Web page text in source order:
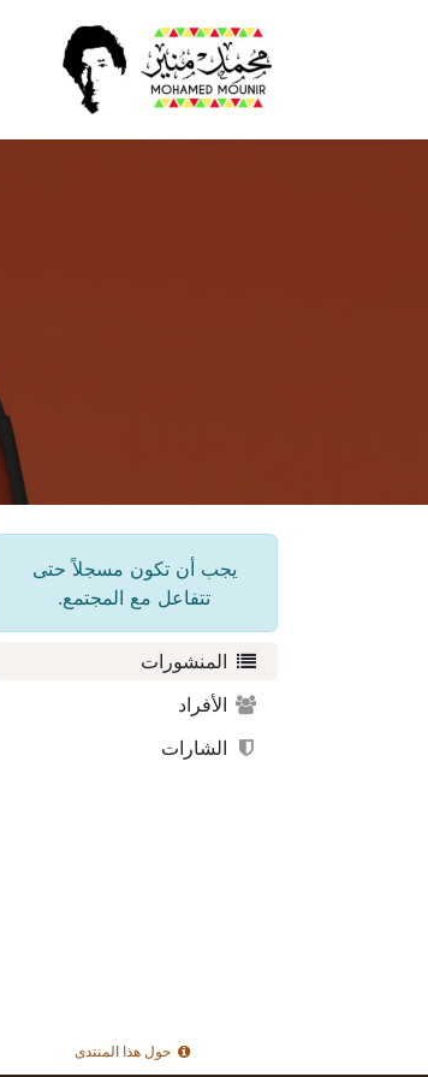
يجب أن تكون مسجلاً حتى
تتفاعل مع المجتمع.
المنشورات
الأفراد
الشارات
حول هذا المنتدى